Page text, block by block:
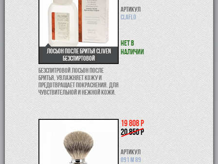
Лосьон после бритья Cliven
безспиртовой
Безспитровой лосьон после
бритья, увлажняет кожу и
предотвращает покраснения. Для
чувствительной и нежной кожи.
Артикул
claflo
Нет в
наличии
19 808 р
20 850 р
Артикул
091 M 89